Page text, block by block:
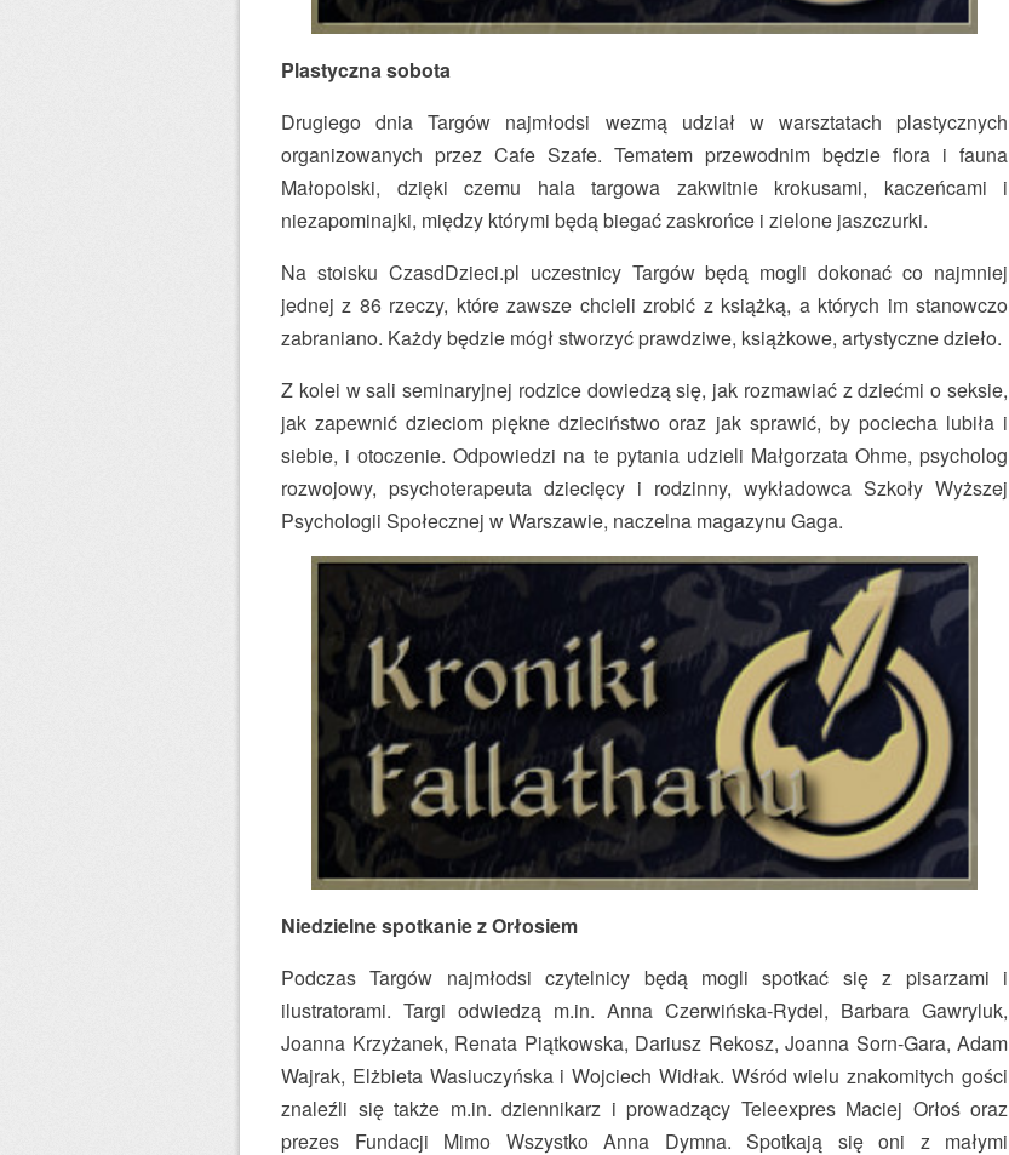
Plastyczna sobota
Drugiego dnia Targów najmłodsi wezmą udział w warsztatach plastycznych
organizowanych przez Cafe Szafe. Tematem przewodnim będzie flora i fauna
Małopolski, dzięki czemu hala targowa zakwitnie krokusami, kaczeńcami i
niezapominajki, między którymi będą biegać zaskrońce i zielone jaszczurki.
Na stoisku CzasdDzieci.pl uczestnicy Targów będą mogli dokonać co najmniej
jednej z 86 rzeczy, które zawsze chcieli zrobić z książką, a których im stanowczo
zabraniano. Każdy będzie mógł stworzyć prawdziwe, książkowe, artystyczne dzieło.
Z kolei w sali seminaryjnej rodzice dowiedzą się, jak rozmawiać z dziećmi o seksie,
jak zapewnić dzieciom piękne dzieciństwo oraz jak sprawić, by pociecha lubiła i
siebie, i otoczenie. Odpowiedzi na te pytania udzieli Małgorzata Ohme, psycholog
rozwojowy, psychoterapeuta dziecięcy i rodzinny, wykładowca Szkoły Wyższej
Psychologii Społecznej w Warszawie, naczelna magazynu Gaga.
Niedzielne spotkanie z Orłosiem
Podczas Targów najmłodsi czytelnicy będą mogli spotkać się z pisarzami i
ilustratorami. Targi odwiedzą m.in. Anna Czerwińska-Rydel, Barbara Gawryluk,
Joanna Krzyżanek, Renata Piątkowska, Dariusz Rekosz, Joanna Sorn-Gara, Adam
Wajrak, Elżbieta Wasiuczyńska i Wojciech Widłak. Wśród wielu znakomitych gości
znaleźli się także m.in. dziennikarz i prowadzący Teleexpres Maciej Orłoś oraz
prezes Fundacji Mimo Wszystko Anna Dymna. Spotkają się oni z małymi